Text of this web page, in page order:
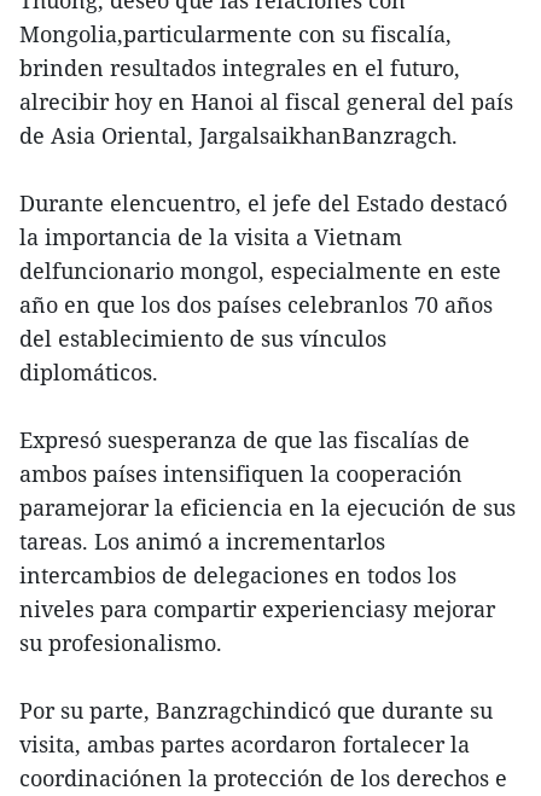
Mongolia,particularmente con su fiscalía,
brinden resultados integrales en el futuro,
alrecibir hoy en Hanoi al fiscal general del país
de Asia Oriental, JargalsaikhanBanzragch.
Durante elencuentro, el jefe del Estado destacó
la importancia de la visita a Vietnam
delfuncionario mongol, especialmente en este
año en que los dos países celebranlos 70 años
del establecimiento de sus vínculos
diplomáticos.
Expresó suesperanza de que las fiscalías de
ambos países intensifiquen la cooperación
paramejorar la eficiencia en la ejecución de sus
tareas. Los animó a incrementarlos
intercambios de delegaciones en todos los
niveles para compartir experienciasy mejorar
su profesionalismo.
Por su parte, Banzragchindicó que durante su
visita, ambas partes acordaron fortalecer la
coordinaciónen la protección de los derechos e